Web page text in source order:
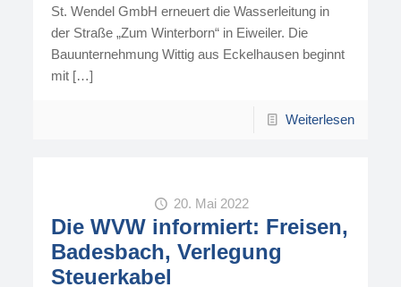
St. Wendel GmbH erneuert die Wasserleitung in
der Straße „Zum Winterborn“ in Eiweiler. Die
Bauunternehmung Wittig aus Eckelhausen beginnt
mit […]
Weiterlesen
20. Mai 2022
Die WVW informiert: Freisen,
Badesbach, Verlegung
Steuerkabel